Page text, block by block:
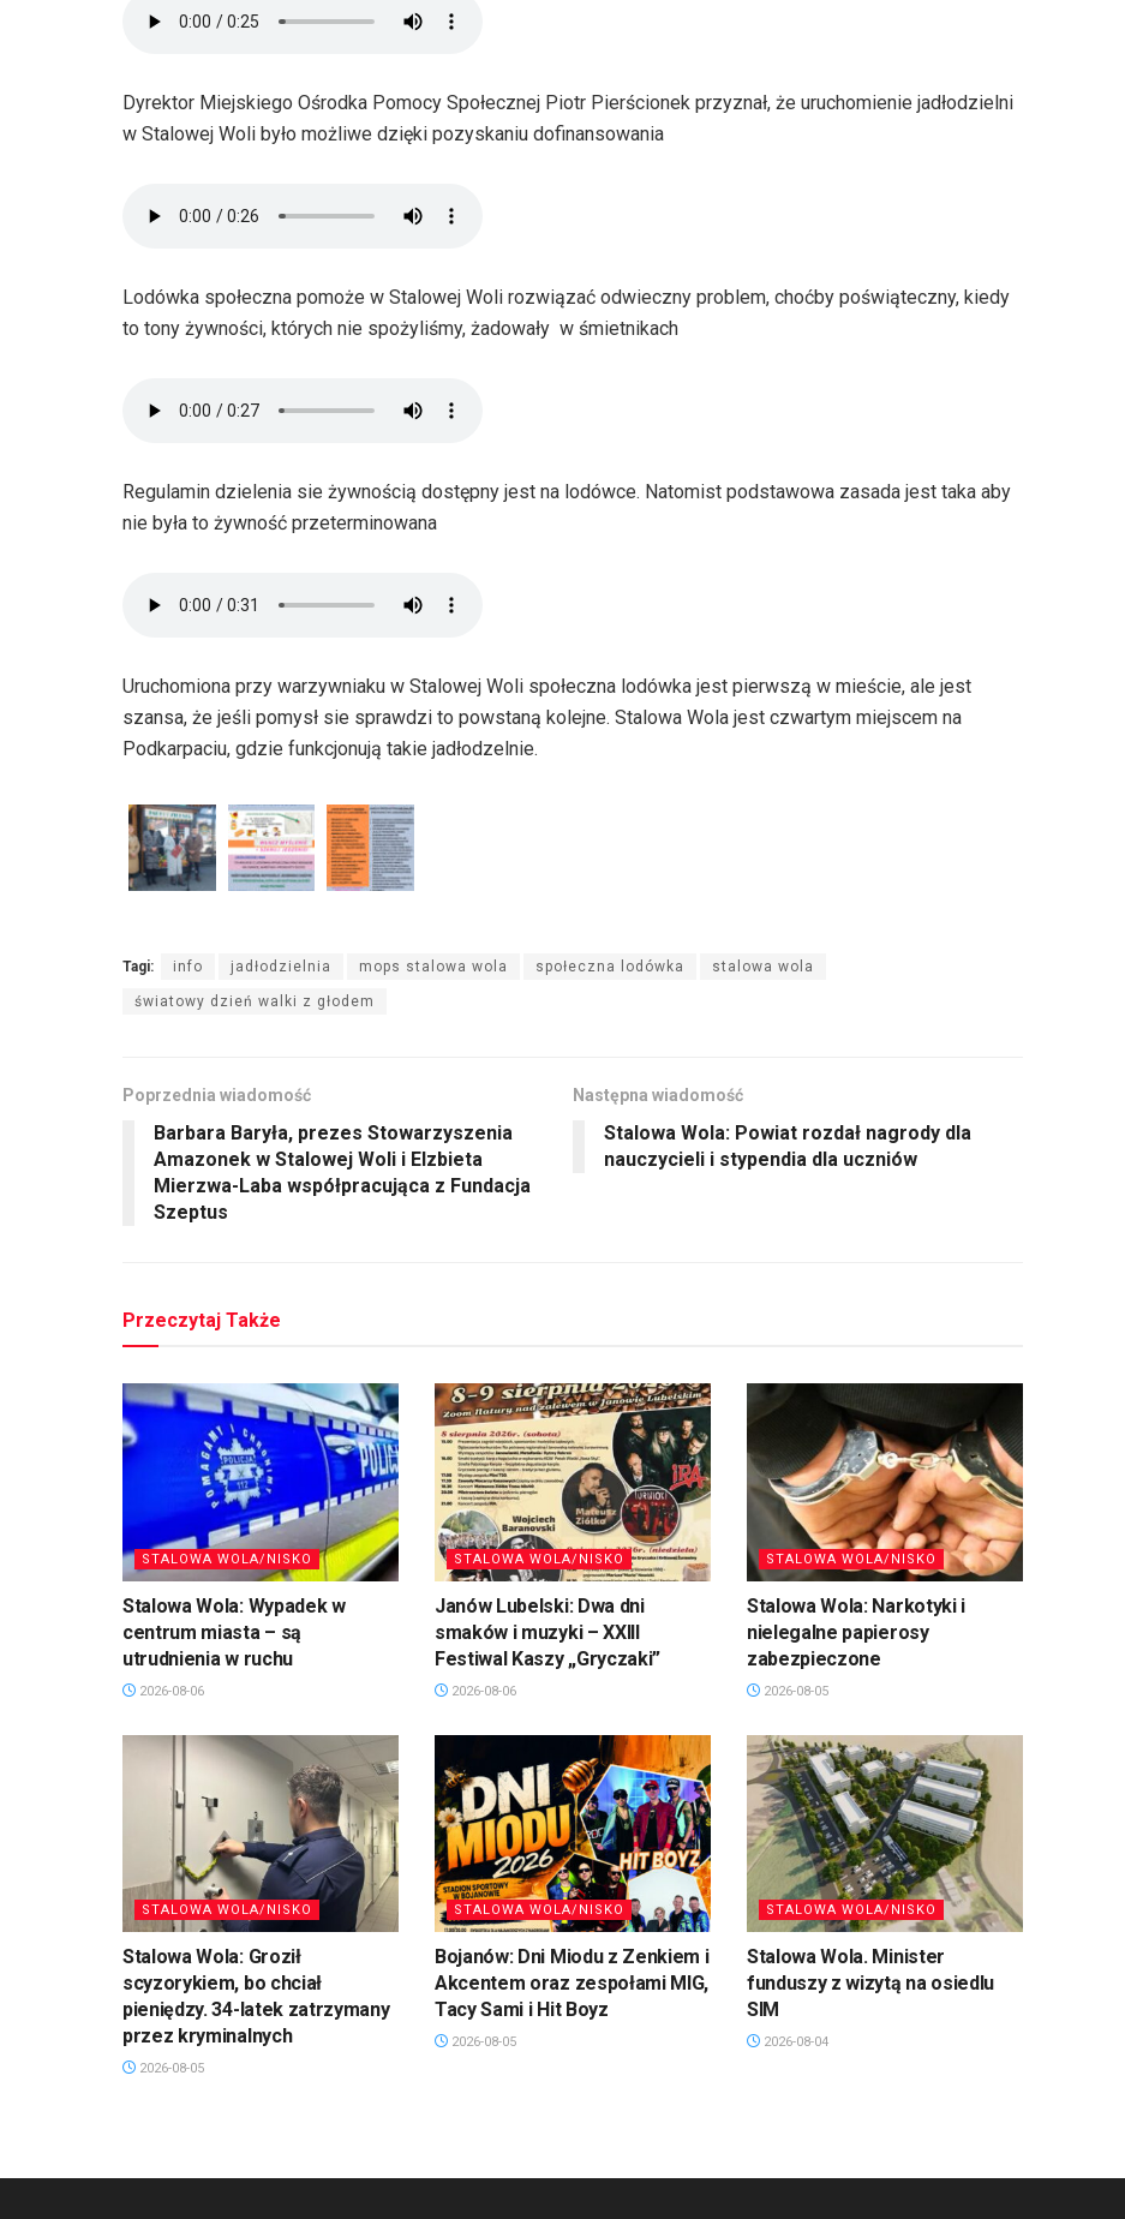
Dyrektor Miejskiego Ośrodka Pomocy Społecznej Piotr Pierścionek przyznał, że uruchomienie jadłodzielni
w Stalowej Woli było możliwe dzięki pozyskaniu dofinansowania
Lodówka społeczna pomoże w Stalowej Woli rozwiązać odwieczny problem, choćby poświąteczny, kiedy
to tony żywności, których nie spożyliśmy, żadowały w śmietnikach
Regulamin dzielenia sie żywnością dostępny jest na lodówce. Natomist podstawowa zasada jest taka aby
nie była to żywność przeterminowana
Uruchomiona przy warzywniaku w Stalowej Woli społeczna lodówka jest pierwszą w mieście, ale jest
szansa, że jeśli pomysł sie sprawdzi to powstaną kolejne. Stalowa Wola jest czwartym miejscem na
Podkarpaciu, gdzie funkcjonują takie jadłodzelnie.
Tagi: info jadłodzielnia mops stalowa wola społeczna lodówka stalowa wola
światowy dzień walki z głodem
Poprzednia wiadomość
Barbara Baryła, prezes Stowarzyszenia
Amazonek w Stalowej Woli i Elzbieta
Mierzwa-Laba współpracująca z Fundacja
Szeptus
Następna wiadomość
Stalowa Wola: Powiat rozdał nagrody dla
nauczycieli i stypendia dla uczniów
Przeczytaj Także
STALOWA WOLA/NISKO
Stalowa Wola: Wypadek w
centrum miasta – są
utrudnienia w ruchu
2026-08-06
STALOWA WOLA/NISKO
Janów Lubelski: Dwa dni
smaków i muzyki – XXIII
Festiwal Kaszy „Gryczaki”
2026-08-06
STALOWA WOLA/NISKO
Stalowa Wola: Narkotyki i
nielegalne papierosy
zabezpieczone
2026-08-05
STALOWA WOLA/NISKO
Stalowa Wola: Groził
scyzorykiem, bo chciał
pieniędzy. 34-latek zatrzymany
przez kryminalnych
2026-08-05
STALOWA WOLA/NISKO
Bojanów: Dni Miodu z Zenkiem i
Akcentem oraz zespołami MIG,
Tacy Sami i Hit Boyz
2026-08-05
STALOWA WOLA/NISKO
Stalowa Wola. Minister
funduszy z wizytą na osiedlu
SIM
2026-08-04